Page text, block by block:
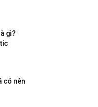
gì?
có nên